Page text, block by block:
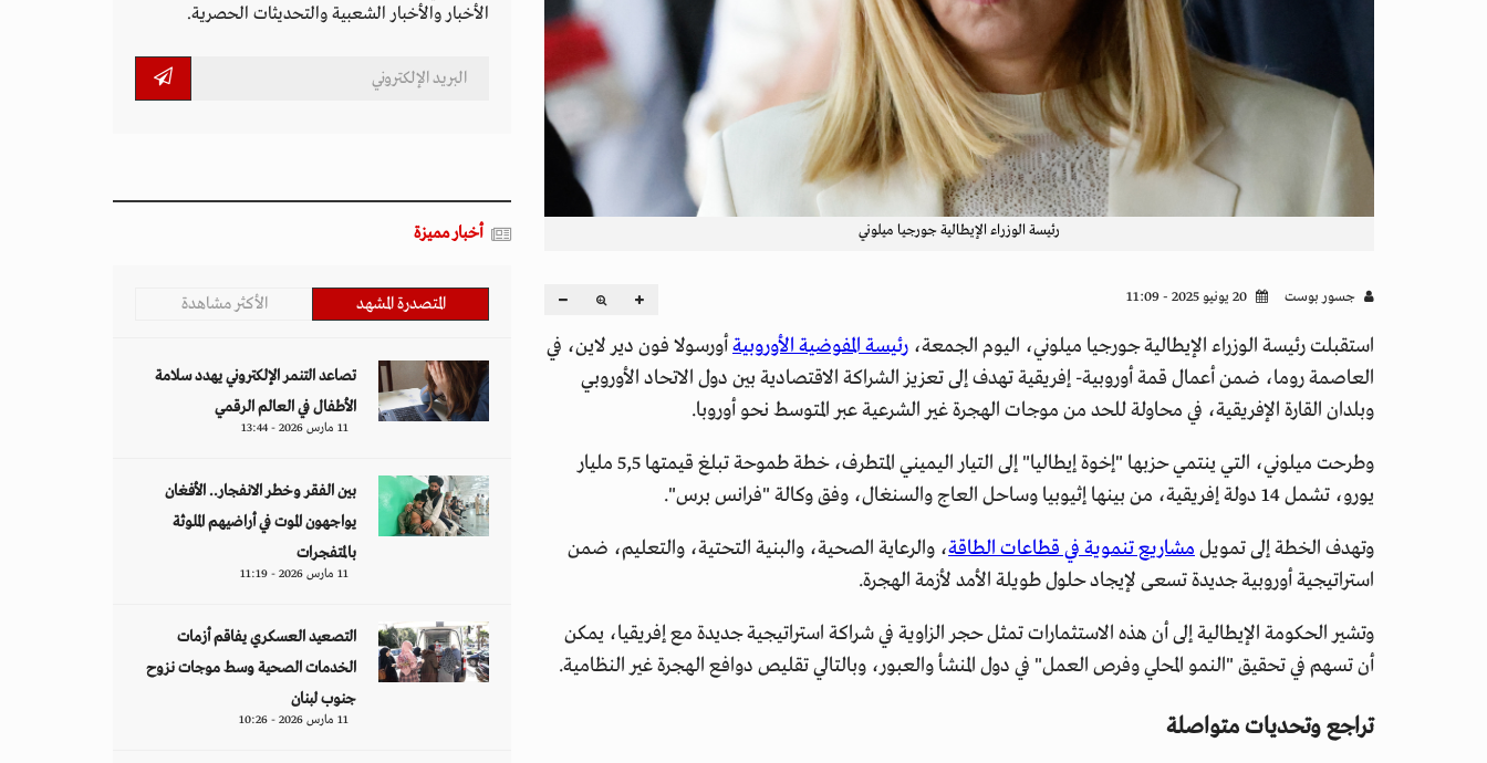
رئيسة الوزراء الإيطالية جورجيا ميلوني
جسور بوست
استقبلت رئيسة الوزراء الإيطالية جورجيا ميلوني، اليوم الجمعة، رئيسة المفوضية الأوروبية أورسولا فون دير لاين، في
العاصمة روما، ضمن أعمال قمة أوروبية- إفريقية تهدف إلى تعزيز الشراكة الاقتصادية بين دول الاتحاد الأوروبي
وبلدان القارة الإفريقية، في محاولة للحد من موجات الهجرة غير الشرعية عبر المتوسط نحو أوروبا.
وطرحت ميلوني، التي ينتمي حزبها "إخوة إيطاليا" إلى التيار اليميني المتطرف، خطة طموحة تبلغ قيمتها 5,5 مليار
يورو، تشمل 14 دولة إفريقية، من بينها إثيوبيا وساحل العاج والسنغال، وفق وكالة "فرانس برس".
وتهدف الخطة إلى تمويلمشاريع تنموية في قطاعات الطاقة، والرعاية الصحية، والبنية التحتية، والتعليم، ضمن
استراتيجية أوروبية جديدة تسعى لإيجاد حلول طويلة الأمد لأزمة الهجرة.
وتشير الحكومة الإيطالية إلى أن هذه الاستثمارات تمثل حجر الزاوية في شراكة استراتيجية جديدة مع إفريقيا، يمكن
أن تسهم في تحقيق "النمو المحلي وفرص العمل" في دول المنشأ والعبور، وبالتالي تقليص دوافع الهجرة غير النظامية.
تراجع وتحديات متواصلة
الأخبار والأخبار الشعبية والتحديثات الحصرية.
أخبار مميزة
المتصدرة المشهد الأكثر مشاهدة
تصاعد التنمر الإلكتروني يهدد سلامة
الأطفال في العالم الرقمي
11 مارس 2026 - 13:44
بين الفقر وخطر الانفجار.. الأفغان
يواجهون الموت في أراضيهم الملوثة
بالمتفجرات
11 مارس 2026 - 11:19
التصعيد العسكري يفاقم أزمات
الخدمات الصحية وسط موجات نزوح
جنوب لبنان
11 مارس 2026 - 10:26